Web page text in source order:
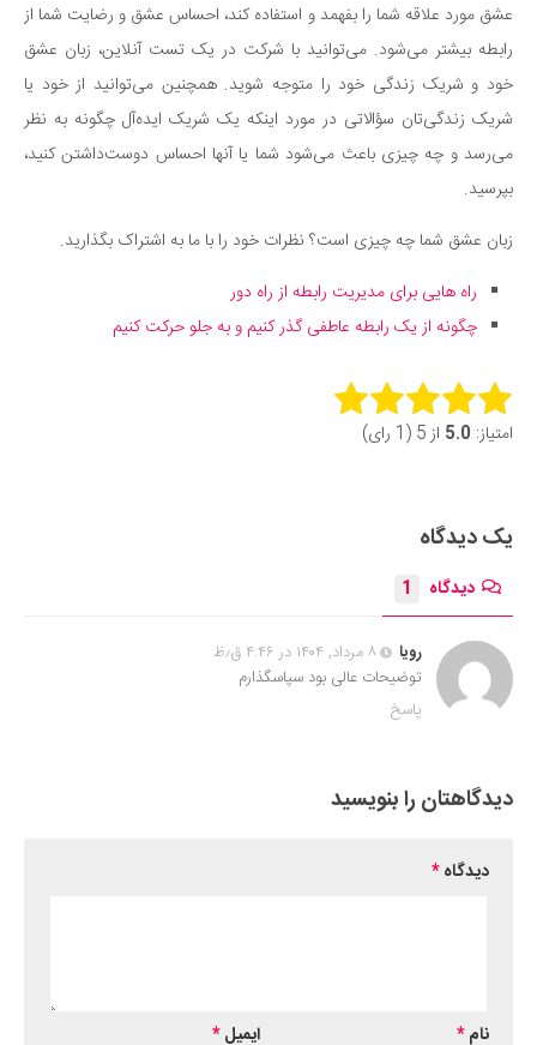
عشق مورد علاقه شما را بفهمد و استفاده کند، احساس عشق و رضایت شما از
رابطه بیشتر می‌شود. می‌توانید با شرکت در یک تست آنلاین، زبان عشق
خود و شریک زندگی خود را متوجه شوید. همچنین می‌توانید از خود یا
شریک زندگی‌تان سؤالاتی در مورد اینکه یک شریک ایده‌آل چگونه به نظر
می‌رسد و چه چیزی باعث می‌شود شما یا آنها احساس دوست‌داشتن کنید،
بپرسید.
زبان عشق شما چه چیزی است؟ نظرات خود را با ما به اشتراک بگذارید.
راه‌ هایی برای مدیریت رابطه از راه دور
چگونه از یک رابطه عاطفی گذر کنیم و به جلو حرکت کنیم
Rate this item:
امتیاز: 5.0 از 5 (1 رای)
یک دیدگاه
دیدگاه 1
رویا
۸ مرداد, ۱۴۰۴ در ۴:۴۶ ق٫ظ
توضیحات عالی بود سپاسگذارم
پاسخ
دیدگاهتان را بنویسید
دیدگاه*
نام* ایمیل*